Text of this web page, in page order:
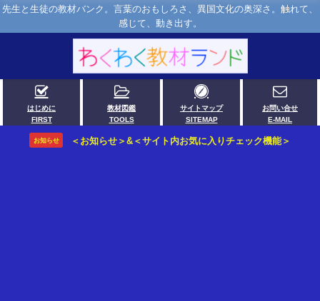
先生と生徒の教材バンク。言葉のおもしろさ、異国文化の奥深さ。触れて、
感じて、動き出す。
はじめに
FIRST
教材図鑑
TOOLS
サイトマップ
SITEMAP
お問い合せ
E-MAIL
お知らせ ＜お知らせ＞&＜サイト内お気に入りチェック機能＞